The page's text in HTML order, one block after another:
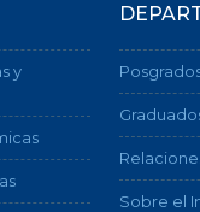
y
Sobre el